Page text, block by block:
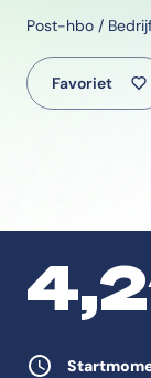
Post-hbo /
Favoriet
4,2